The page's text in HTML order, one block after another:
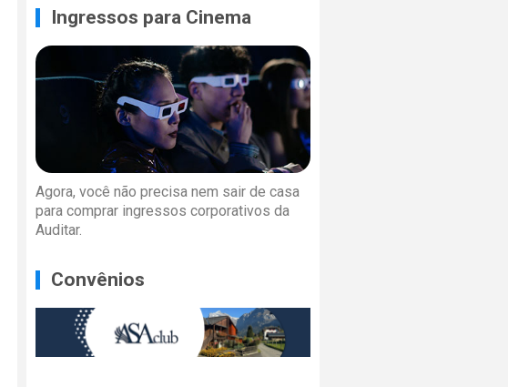
Ingressos para Cinema
Agora, você não precisa nem sair de casa
para comprar ingressos corporativos da
Auditar.
Convênios